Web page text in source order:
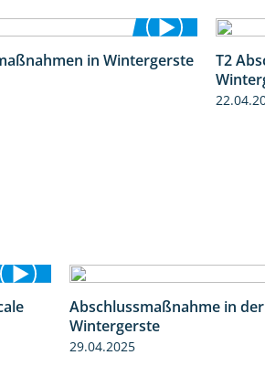
1:55
in Wintergerste
T2
1:56
Abschlussmaßnahme in der
Wintergerste
29.04.2025